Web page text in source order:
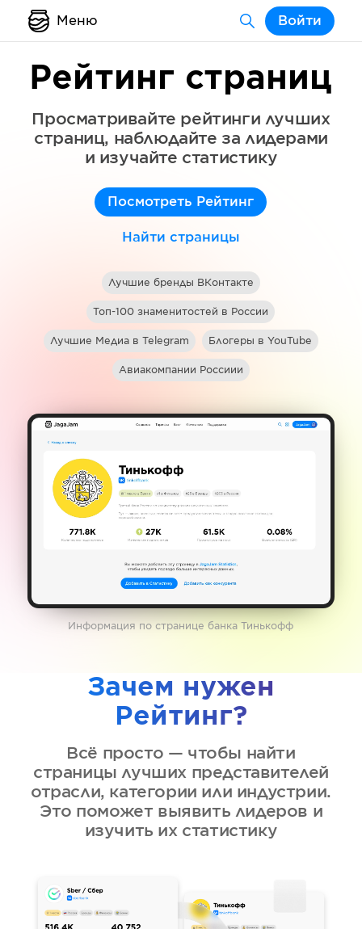
Меню Войти
Рейтинг страниц
Просматривайте рейтинги лучших
страниц, наблюдайте за лидерами
и изучайте статистику
Посмотреть Рейтинг
Найти страницы
Лучшие бренды ВКонтакте
Топ-100 знаменитостей в России
Лучшие Медиа в Telegram Блогеры в YouTube
Авиакомпании Россиии
Информация по странице банка Тинькофф
Зачем нужен
Рейтинг?
Всё просто — чтобы найти
страницы лучших представителей
отрасли, категории или индустрии.
Это поможет выявить лидеров и
изучить их статистику